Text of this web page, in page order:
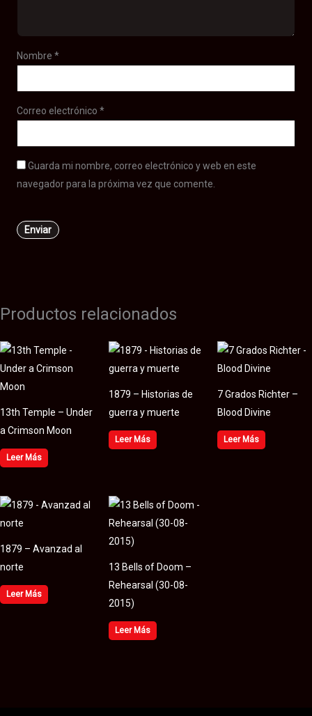
Nombre*
Correo electrónico*
Guarda mi nombre, correo electrónico y web en este
navegador para la próxima vez que comente.
Productos relacionados
13th Temple – Under
a Crimson Moon
Leer Más
1879 – Historias de
guerra y muerte
Leer Más
7 Grados Richter –
Blood Divine
Leer Más
1879 – Avanzad al
norte
Leer Más
13 Bells of Doom –
Rehearsal (30​-​08​-​
2015)
Leer Más